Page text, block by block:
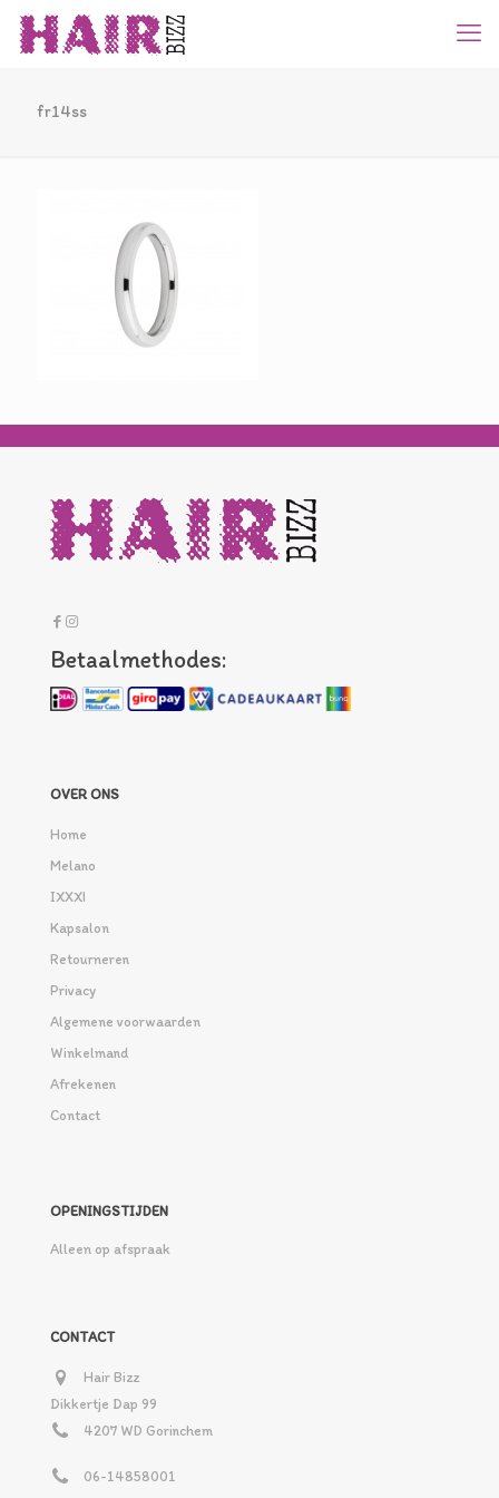
fr14ss
Betaalmethodes:
OVER ONS
Home
Melano
IXXXI
Kapsalon
Retourneren
Privacy
Algemene voorwaarden
Winkelmand
Afrekenen
Contact
OPENINGSTIJDEN
Alleen op afspraak
CONTACT
Hair Bizz
Dikkertje Dap 99
4207 WD Gorinchem
06-14858001